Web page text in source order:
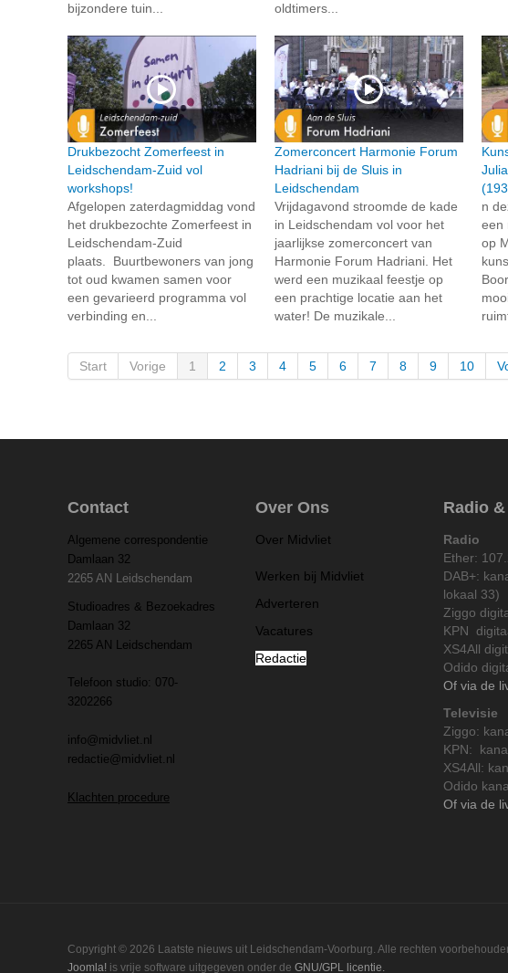
bijzondere tuin...
oldtimers...
Drukbezocht Zomerfeest in
Leidschendam-Zuid vol
workshops!
Afgelopen zaterdagmiddag vond
het drukbezochte Zomerfeest in
Leidschendam-Zuid
plaats. Buurtbewoners van jong
tot oud kwamen samen voor
een gevarieerd programma vol
verbinding en...
Zomerconcert Harmonie Forum
Hadriani bij de Sluis in
Leidschendam
Vrijdagavond stroomde de kade
in Leidschendam vol voor het
jaarlijkse zomerconcert van
Harmonie Forum Hadriani. Het
werd een muzikaal feestje op
een prachtige locatie aan het
water! De muzikale...
n
een
op
Start Vorige 1 2 3 4 5 6 7 8 9 10
Contact
Algemene correspondentie
Damlaan 32
2265 AN Leidschendam
Studioadres & Bezoekadres
Damlaan 32
2265 AN Leidschendam
Telefoon studio: 070-
3202266
info@midvliet.nl
redactie@midvliet.nl
Klachten procedure
Over Ons
Over Midvliet
Werken bij Midvliet
Adverteren
Vacatures
Redactie
Radio
Radio
Ether:
DAB+:
lokaal 33)
Ziggo
KPN
XS4All
Odido
Of via de
Televisie
Ziggo:
KPN:
XS4All:
Odido
Of via de
Copyright © 2026 Laatste nieuws uit Leidschendam-Voorburg. Alle rechten
Joomla! is vrije software uitgegeven onder de GNU/GPL licentie.